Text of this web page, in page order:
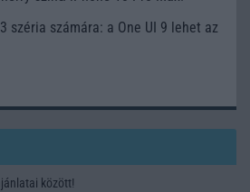
széria számára: a One UI 9 lehet az
között!